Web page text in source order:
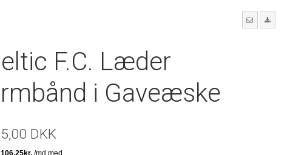
F.C. Læder
i Gaveæske
DKK